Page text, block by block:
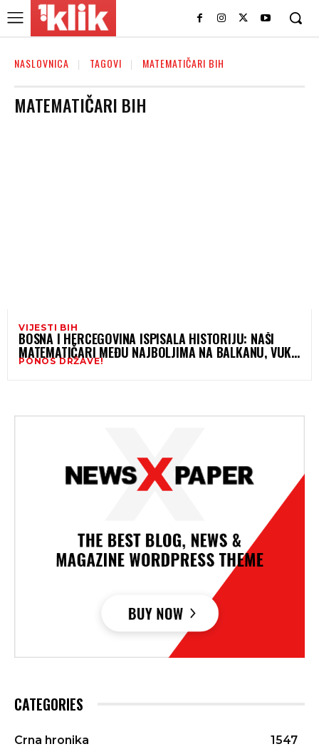
NASLOVNICA TAGOVI MATEMATIČARI BIH
MATEMATIČARI BIH
VIJESTI BIH
BOSNA I HERCEGOVINA ISPISALA HISTORIJU: NAŠI
MATEMATIČARI MEĐU NAJBOLJIMA NA BALKANU, VUK
BRILJIRAO SA MAKSIMALNIH 40 BODOVA
PONOS DRŽAVE!
CATEGORIES
Crna hronika
1547